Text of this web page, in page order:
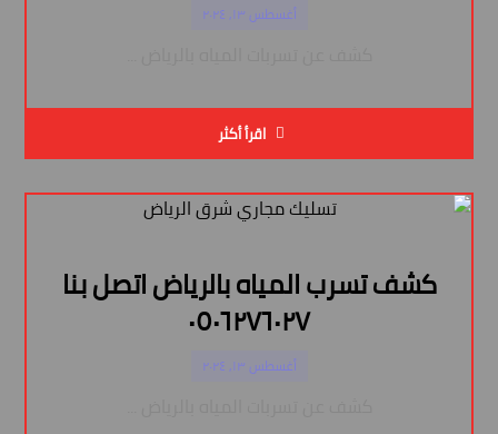
أغسطس ١٣, ٢٠٢٤
اقرأ أكثر
كشف تسرب المياه بالرياض اتصل بنا
٠٥٠٦٢٧٦٠٢٧
أغسطس ١٣, ٢٠٢٤